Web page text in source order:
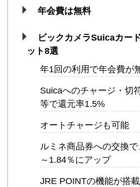
年会費は無料
ビックカメラSuicaカー
ット8選
年1回の利用で年会費が
Suicaへのチャージ・切
等で還元率1.5%
オートチャージも可能
ルミネ商品券への交換
～1.84％にアップ
JRE POINTの機能が搭載